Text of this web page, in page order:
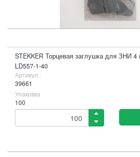
STEKKER Торцевая заглушка для ЗНИ
LD557-1-40
Артикул :
39661
Упаковка
100